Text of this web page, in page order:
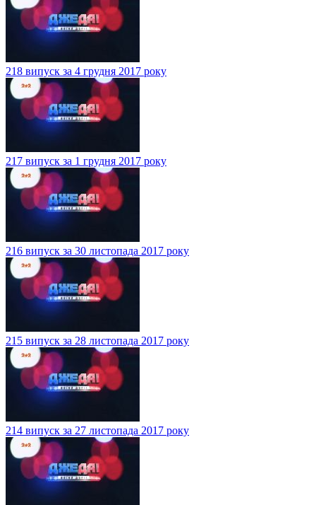
218 випуск за 4 грудня 2017 року
217 випуск за 1 грудня 2017 року
216 випуск за 30 листопада 2017 року
215 випуск за 28 листопада 2017 року
214 випуск за 27 листопада 2017 року